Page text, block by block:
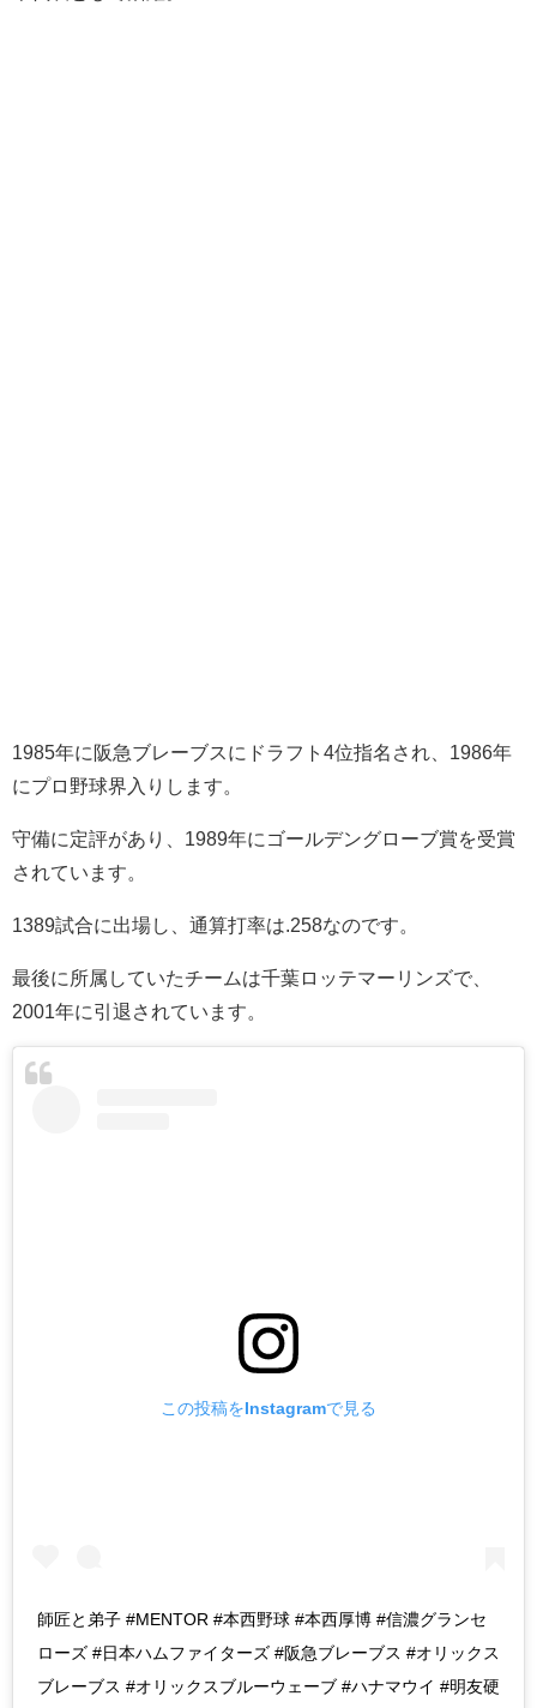
1985年に阪急ブレーブスにドラフト4位指名され、1986年
にプロ野球界入りします。
守備に定評があり、1989年にゴールデングローブ賞を受賞
されています。
1389試合に出場し、通算打率は.258なのです。
最後に所属していたチームは千葉ロッテマーリンズで、
2001年に引退されています。
この投稿をInstagramで見る
師匠と弟子 #MENTOR #本西野球 #本西厚博 #信濃グランセ
ローズ #日本ハムファイターズ #阪急ブレーブス #オリックス
ブレーブス #オリックスブルーウェーブ #ハナマウイ #明友硬